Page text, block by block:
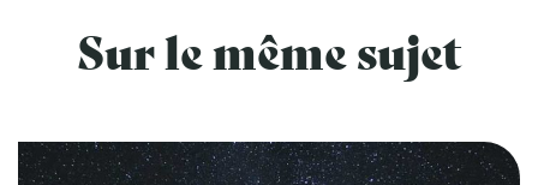
Sur le même sujet